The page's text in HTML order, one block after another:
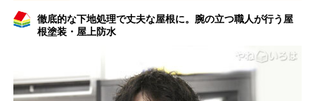
徹底的な下地処理で丈夫な屋根に。腕の立つ職人が行う屋
根塗装・屋上防水